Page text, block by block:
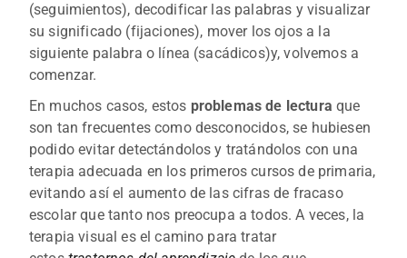
(seguimientos), decodificar las palabras y visualizar
su significado (fijaciones), mover los ojos a la
siguiente palabra o línea (sacádicos)y, volvemos a
comenzar.
En muchos casos, estos problemas de lectura que
son tan frecuentes como desconocidos, se hubiesen
podido evitar detectándolos y tratándolos con una
terapia adecuada en los primeros cursos de primaria,
evitando así el aumento de las cifras de fracaso
escolar que tanto nos preocupa a todos. A veces, la
terapia visual es el camino para tratar